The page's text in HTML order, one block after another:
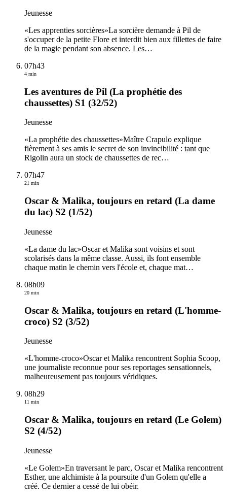
Jeunesse
«Les apprenties sorcières»La sorcière demande à Pil de
s'occuper de la petite Flore et interdit bien aux fillettes de faire
de la magie pendant son absence. Les…
07h43
4 min
Les aventures de Pil (La prophétie des
chaussettes) S1 (32/52)
Jeunesse
«La prophétie des chaussettes»Maître Crapulo explique
fièrement à ses amis le secret de son invincibilité : tant que
Rigolin aura un stock de chaussettes de rec…
07h47
21 min
Oscar & Malika, toujours en retard (La dame
du lac) S2 (1/52)
Jeunesse
«La dame du lac»Oscar et Malika sont voisins et sont
scolarisés dans la même classe. Aussi, ils font ensemble
chaque matin le chemin vers l'école et, chaque mat…
08h09
20 min
Oscar & Malika, toujours en retard (L'homme-
croco) S2 (3/52)
Jeunesse
«L'homme-croco»Oscar et Malika rencontrent Sophia Scoop,
une journaliste reconnue pour ses reportages sensationnels,
malheureusement pas toujours véridiques.
08h29
11 min
Oscar & Malika, toujours en retard (Le Golem)
S2 (4/52)
Jeunesse
«Le Golem»En traversant le parc, Oscar et Malika rencontrent
Esther, une alchimiste à la poursuite d'un Golem qu'elle a
créé. Ce dernier a cessé de lui obéir.